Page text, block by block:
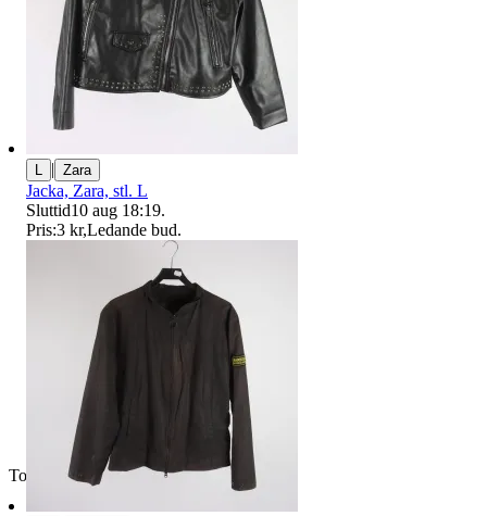
Toppsäljare
L | Zara
Jacka, Zara, stl. L
Sluttid10 aug 18:19.
Pris:3 kr,Ledande bud.